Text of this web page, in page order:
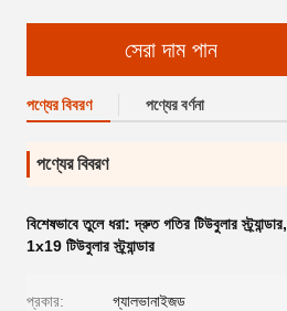
সেরা দাম পান
পণ্যের বিবরণ পণ্যের বর্ণনা
পণ্যের বিবরণ
বিশেষভাবে তুলে ধরা:দ্রুত গতির টিউবুলার স্ট্র্যান্ডার,
1x19 টিউবুলার স্ট্র্যান্ডার
প্রকার: গ্যালভানাইজড